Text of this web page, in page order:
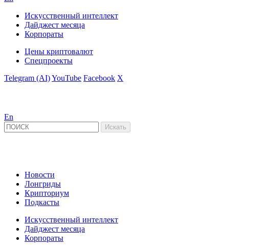
Искусственный интеллект
Дайджест месяца
Корпораты
Цены криптовалют
Спецпроекты
Telegram (AI)YouTube Facebook X
En
Новости
Лонгриды
Крипториум
Подкасты
Искусственный интеллект
Дайджест месяца
Корпораты